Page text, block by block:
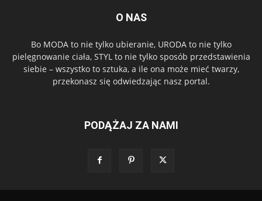
O NAS
Bo MODA to nie tylko ubieranie, URODA to nie tylko
pielęgnowanie ciała, STYL to nie tylko sposób przedstawienia
siebie – wszystko to sztuka, a ile ona może mieć twarzy,
przekonasz się odwiedzając nasz portal.
PODĄŻAJ ZA NAMI